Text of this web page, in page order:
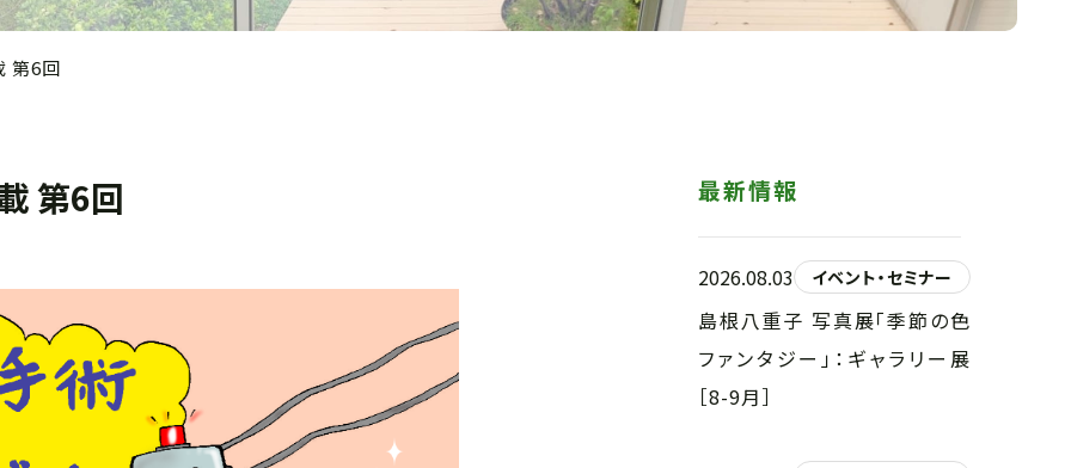
第6回
第6回 最新情報
2026.08.03 イベント・セミナー
島根八重子 写真展「季節の色
ファンタジー」：ギャラリー展
［8-9月］